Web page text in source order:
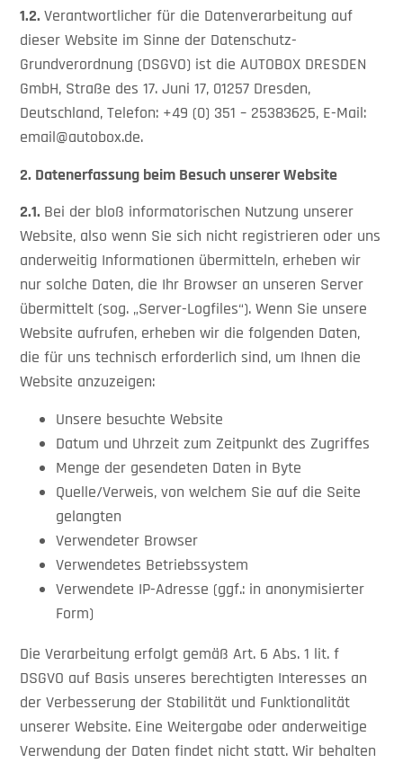
1.2.Verantwortlicher für die Datenverarbeitung auf
dieser Website im Sinne der Datenschutz-
Grundverordnung (DSGVO) ist die AUTOBOX DRESDEN
GmbH, Straße des 17. Juni 17, 01257 Dresden,
Deutschland, Telefon: +49 (0) 351 – 25383625, E-Mail:
email@autobox.de.
2. Datenerfassung beim Besuch unserer Website
2.1. Bei der bloß informatorischen Nutzung unserer
Website, also wenn Sie sich nicht registrieren oder uns
anderweitig Informationen übermitteln, erheben wir
nur solche Daten, die Ihr Browser an unseren Server
übermittelt (sog. „Server-Logfiles“). Wenn Sie unsere
Website aufrufen, erheben wir die folgenden Daten,
die für uns technisch erforderlich sind, um Ihnen die
Website anzuzeigen:
Unsere besuchte Website
Datum und Uhrzeit zum Zeitpunkt des Zugriffes
Menge der gesendeten Daten in Byte
Quelle/Verweis, von welchem Sie auf die Seite
gelangten
Verwendeter Browser
Verwendetes Betriebssystem
Verwendete IP-Adresse (ggf.: in anonymisierter
Form)
Die Verarbeitung erfolgt gemäß Art. 6 Abs. 1 lit. f
DSGVO auf Basis unseres berechtigten Interesses an
der Verbesserung der Stabilität und Funktionalität
unserer Website. Eine Weitergabe oder anderweitige
Verwendung der Daten findet nicht statt. Wir behalten